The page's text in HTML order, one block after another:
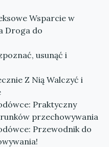
Wsparcie w
Droga do
usunąć i
Z Nią Walczyć i
Praktyczny
przechowywania
Przewodnik do